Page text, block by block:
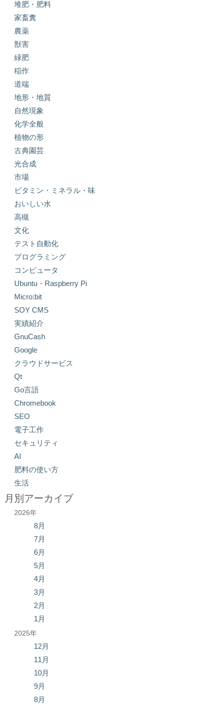
堆肥・肥料
家畜糞
農薬
獣害
緑肥
稲作
道端
地形・地質
自然現象
化学全般
植物の形
古典園芸
光合成
市場
ビタミン・ミネラル・味
おいしい水
高槻
文化
テスト自動化
プログラミング
コンピュータ
Ubuntu・Raspberry Pi
Micro:bit
SOY CMS
実績紹介
GnuCash
Google
クラウドサービス
Qt
Go言語
Chromebook
SEO
電子工作
セキュリティ
AI
肥料の使い方
生活
月別アーカイブ
2026年
8月
7月
6月
5月
4月
3月
2月
1月
2025年
12月
11月
10月
9月
8月